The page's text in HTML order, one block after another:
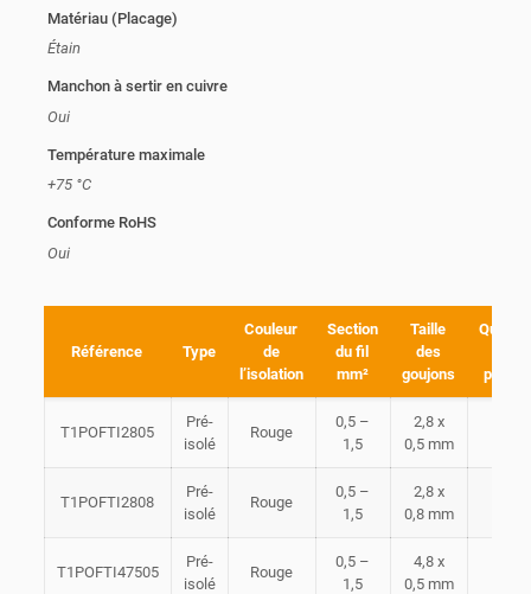
Matériau (Placage)
Étain
Manchon à sertir en cuivre
Oui
Température maximale
+75 °C
Conforme RoHS
Oui
Référence Type
Couleur
de
l’isolation
Section
du fil
mm²
Taille
des
goujons
paquet
T1POFTI2805
Pré-
isolé
Rouge
0,5 –
1,5
2,8 x
0,5 mm
T1POFTI2808
Pré-
isolé
Rouge
0,5 –
1,5
2,8 x
0,8 mm
T1POFTI47505
Pré-
isolé
Rouge
0,5 –
1,5
4,8 x
0,5 mm